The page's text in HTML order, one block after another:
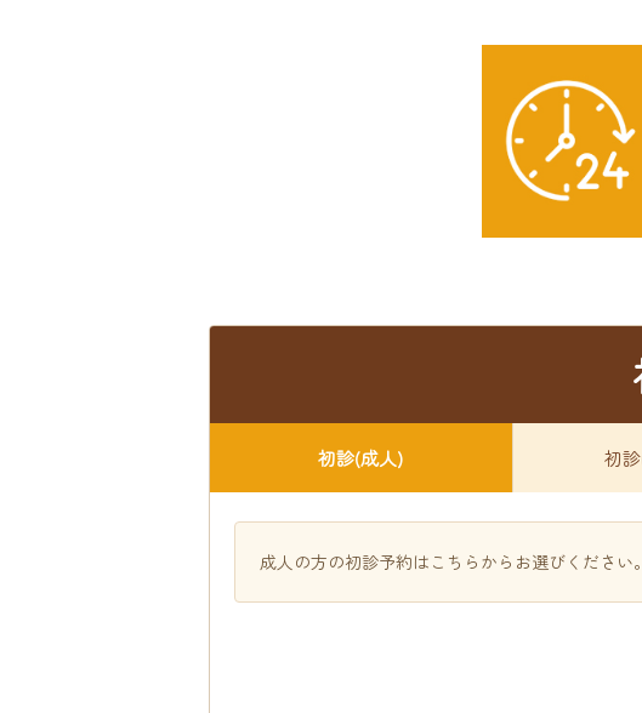
初診(成人) 初
成人の方の初診予約はこちらからお選びください